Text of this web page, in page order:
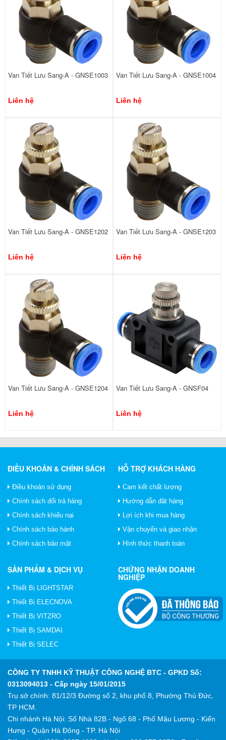
Van Tiết Lưu Sang-A - GNSE1003
Liên hệ
Van Tiết Lưu Sang-A - GNSE1004
Liên hệ
Van Tiết Lưu Sang-A - GNSE1202
Liên hệ
Van Tiết Lưu Sang-A - GNSE1203
Liên hệ
Van Tiết Lưu Sang-A - GNSE1204
Liên hệ
Van Tiết Lưu Sang-A - GNSF04
Liên hệ
ĐIỀU KHOẢN & CHÍNH SÁCH
Điều khoản sử dụng
Chính sách đổi trả hàng
Chính sách khiếu nại
Chính sách bảo hành
Chính sách bảo mật
HỖ TRỢ KHÁCH HÀNG
Cam kết chất lượng
Hướng dẫn đặt hàng
Lợi ích khi mua hàng
Vận chuyển và giao nhận
Hình thức thanh toán
SẢN PHẨM & DỊCH VỤ
Thiết Bị LIGHTSTAR
Thiết Bị ELECNOVA
Thiết Bị VITZRO
Thiết Bị SAMDAI
Thiết Bị SELEC
CHỨNG NHẬN DOANH
NGHIỆP
CÔNG TY TNHH KỸ THUẬT CÔNG NGHỆ BTC - GPKD Số:
0313094013 - Cấp ngày 15/01/2015
Trụ sở chính: 81/12/3 Đường số 2, khu phố 8, Phường Thủ Đức,
TP HCM.
Chi nhánh Hà Nội: Số Nhà 82B - Ngõ 68 - Phố Mậu Lương - Kiến
Hưng - Quận Hà Đông - TP. Hà Nội